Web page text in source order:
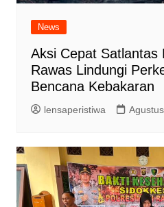
News
Aksi Cepat Satlantas
Rawas Lindungi
Bencana Kebakaran
lensaperistiwa